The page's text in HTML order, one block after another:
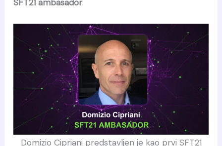
SFT21 ambasador.
Domizio Cipriani predstavljen je kao prvi SFT21